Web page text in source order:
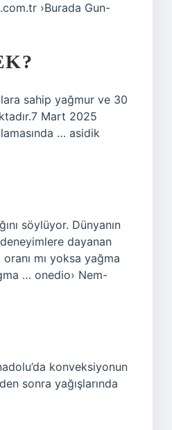
›Burada Gun-
sahip yağmur ve 30
Mart 2025
… asidik
söylüyor. Dünyanın
dayanan
mı yoksa yağma
… onedio› Nem-
konveksiyonun
sonra yağışlarında